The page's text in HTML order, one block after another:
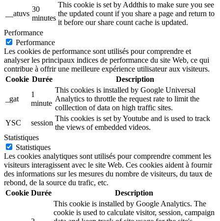
__atuvs
30
minutes
This cookie is set by Addthis to make sure you see
the updated count if you share a page and return to
it before our share count cache is updated.
Performance
Performance
Les cookies de performance sont utilisés pour comprendre et
analyser les principaux indices de performance du site Web, ce qui
contribue à offrir une meilleure expérience utilisateur aux visiteurs.
Cookie Durée Description
_gat
1
minute
This cookies is installed by Google Universal
Analytics to throttle the request rate to limit the
colllection of data on high traffic sites.
YSC
session
This cookies is set by Youtube and is used to track
the views of embedded videos.
Statistiques
Statistiques
Les cookies analytiques sont utilisés pour comprendre comment les
visiteurs interagissent avec le site Web. Ces cookies aident à fournir
des informations sur les mesures du nombre de visiteurs, du taux de
rebond, de la source du trafic, etc.
Cookie Durée Description
This cookie is installed by Google Analytics. The
cookie is used to calculate visitor, session, campaign